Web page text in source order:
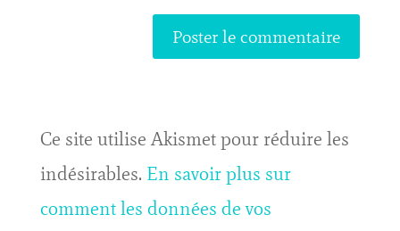
Ce site utilise Akismet pour réduire les
indésirables. En savoir plus sur
comment les données de vos